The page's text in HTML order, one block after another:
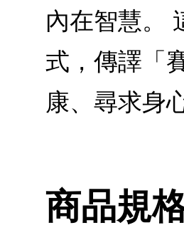
內在智慧。
式，傳譯「
康、尋求身
商品規